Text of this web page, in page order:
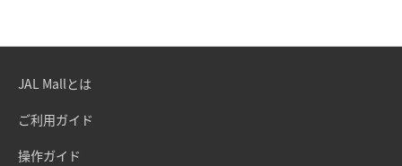
JAL Mallとは
ご利用ガイド
操作ガイド